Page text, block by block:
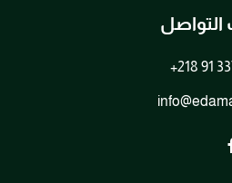
التواصل
+218 91